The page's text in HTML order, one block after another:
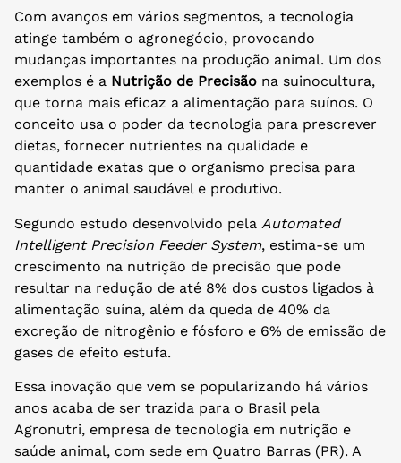
Com avanços em vários segmentos, a tecnologia
atinge também o agronegócio, provocando
mudanças importantes na produção animal. Um dos
exemplos é a Nutrição de Precisão na suinocultura,
que torna mais eficaz a alimentação para suínos. O
conceito usa o poder da tecnologia para prescrever
dietas, fornecer nutrientes na qualidade e
quantidade exatas que o organismo precisa para
manter o animal saudável e produtivo.
Segundo estudo desenvolvido pela Automated
Intelligent Precision Feeder System, estima-se um
crescimento na nutrição de precisão que pode
resultar na redução de até 8% dos custos ligados à
alimentação suína, além da queda de 40% da
excreção de nitrogênio e fósforo e 6% de emissão de
gases de efeito estufa.
Essa inovação que vem se popularizando há vários
anos acaba de ser trazida para o Brasil pela
Agronutri, empresa de tecnologia em nutrição e
saúde animal, com sede em Quatro Barras (PR). A